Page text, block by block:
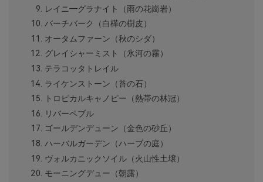
レイニ―グラナイト（雨の花崗岩）
バーチバーク（白樺の樹皮）
オータムファーン（秋のシダ）
グレイシャーミスト（氷河の霧）
テラコッタトレイル
ライケンストーン（苔の石）
トロピカルキャノピー（熱帯の林冠）
リバーペブル
ゴールデンデューン（金色の砂丘）
ハーバルガーデン（ハーブの庭）
ヴォルカニックソイル（火山性土壌）
モーニングデュー（朝露）